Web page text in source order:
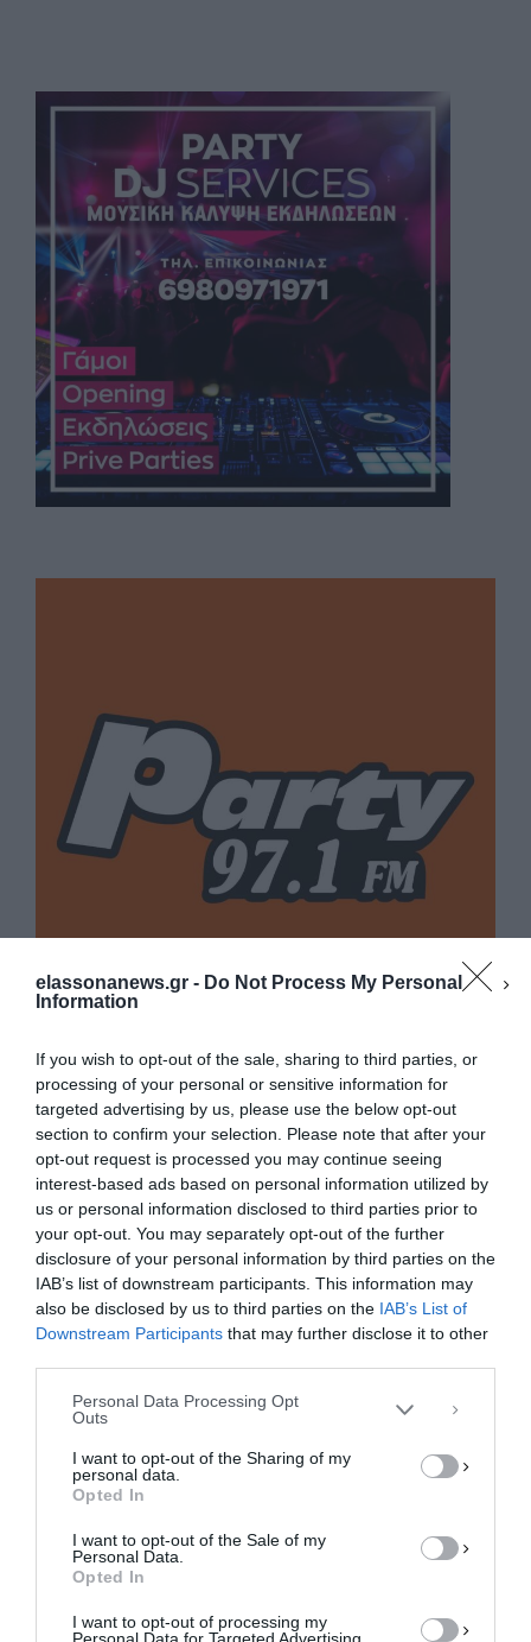
elassonanews.gr - Do Not Process My Personal
Information
If you wish to opt-out of the sale, sharing to third parties, or
processing of your personal or sensitive information for
targeted advertising by us, please use the below opt-out
section to confirm your selection. Please note that after your
opt-out request is processed you may continue seeing
interest-based ads based on personal information utilized by
us or personal information disclosed to third parties prior to
your opt-out. You may separately opt-out of the further
disclosure of your personal information by third parties on the
IAB’s list of downstream participants. This information may
also be disclosed by us to third parties on the IAB’s List of
Downstream Participants that may further disclose it to other
Personal Data Processing Opt
Outs
I want to opt-out of the Sharing of my
personal data.
Opted In
I want to opt-out of the Sale of my
Personal Data.
Opted In
I want to opt-out of processing my
Διαχείριση Συγκατάθεσης
Για να παρέχουμε την καλύτερη εμπειρία, χρησιμοποιούμε τεχνολογίες όπως
cookies για την αποθήκευση ή/και την πρόσβαση σε πληροφορίες συσκευών.
Η συγκατάθεση για τις εν λόγω τεχνολογίες θα μας επιτρέψει να
επεξεργαστούμε δεδομένα προσωπικού χαρακτήρα, όπως συμπεριφορά
συγκατάθεση ή η ανάκληση της συγκατάθεσης, μπορεί να επηρεάσει
αρνητικά ορισμένες λειτουργίες και δυνατότητες.
ΠΡΟΒΟΛΉ ΠΡΟΤΙΜΉΣΕΩΝ
Πολιτική Cookies